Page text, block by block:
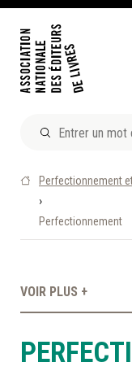
DOSSIERS ET
ÊTRE
RÉPERTOIRE DES
CALENDRIER
Perfectionnement
›
Perfectionnement
VOIR PLUS +